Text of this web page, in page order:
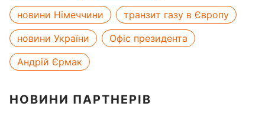
новини Німеччини
транзит газу в Європу
новини України
Офіс президента
Андрій Єрмак
НОВИНИ ПАРТНЕРІВ